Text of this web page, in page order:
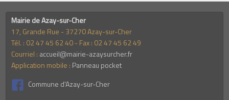
Mairie de Azay-sur-Cher
17, Grande Rue - 37270 Azay-sur-Cher
Tél. : 02 47 45 62 40 - Fax : 02 47 45 62 49
Courriel : accueil@mairie-azaysurcher.fr
Application mobile : Panneau pocket
Commune d'Azay-sur-Cher